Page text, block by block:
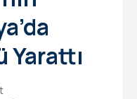
Yarattı